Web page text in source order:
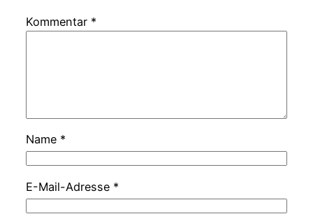
Kommentar *
Name *
E-Mail-Adresse *